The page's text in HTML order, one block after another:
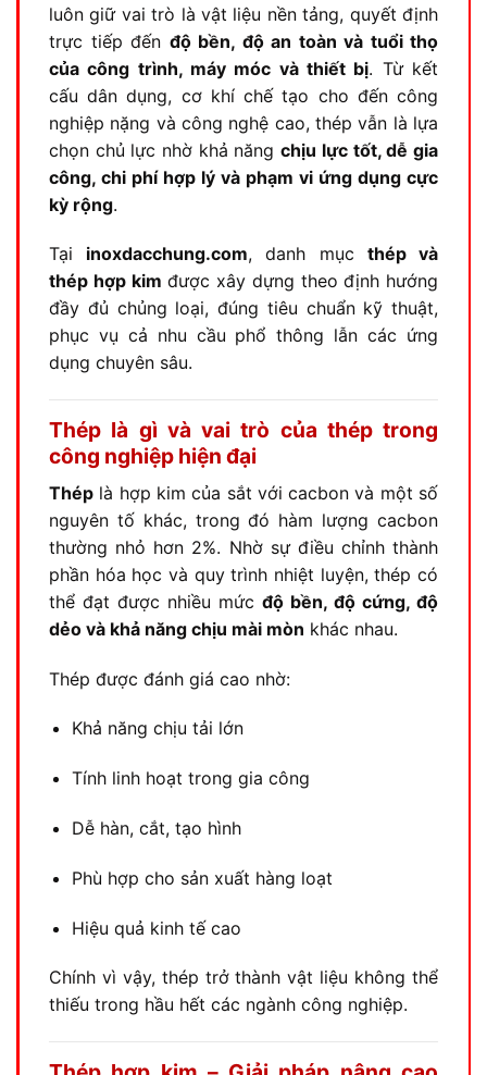
luôn giữ vai trò là vật liệu nền tảng, quyết định
trực tiếp đến độ bền, độ an toàn và tuổi thọ
của công trình, máy móc và thiết bị. Từ kết
cấu dân dụng, cơ khí chế tạo cho đến công
nghiệp nặng và công nghệ cao, thép vẫn là lựa
chọn chủ lực nhờ khả năngchịu lực tốt, dễ gia
công, chi phí hợp lý và phạm vi ứng dụng cực
kỳ rộng.
Tại inoxdacchung.com, danh mục thép và
thép hợp kim được xây dựng theo định hướng
đầy đủ chủng loại, đúng tiêu chuẩn kỹ thuật,
phục vụ cả nhu cầu phổ thông lẫn các ứng
dụng chuyên sâu.
Thép là gì và vai trò của thép trong
công nghiệp hiện đại
Thép là hợp kim của sắt với cacbon và một số
nguyên tố khác, trong đó hàm lượng cacbon
thường nhỏ hơn 2%. Nhờ sự điều chỉnh thành
phần hóa học và quy trình nhiệt luyện, thép có
thể đạt được nhiều mức độ bền, độ cứng, độ
dẻo và khả năng chịu mài mòn khác nhau.
Thép được đánh giá cao nhờ:
Khả năng chịu tải lớn
Tính linh hoạt trong gia công
Dễ hàn, cắt, tạo hình
Phù hợp cho sản xuất hàng loạt
Hiệu quả kinh tế cao
Chính vì vậy, thép trở thành vật liệu không thể
thiếu trong hầu hết các ngành công nghiệp.